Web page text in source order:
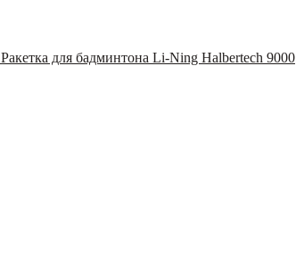
Ракетка для бадминтона Li-Ning Halbertech 9000